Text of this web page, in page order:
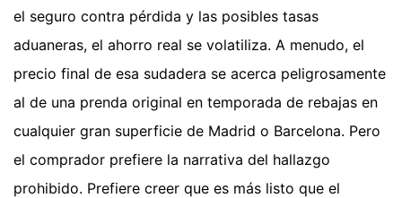
el seguro contra pérdida y las posibles tasas
aduaneras, el ahorro real se volatiliza. A menudo, el
precio final de esa sudadera se acerca peligrosamente
al de una prenda original en temporada de rebajas en
cualquier gran superficie de Madrid o Barcelona. Pero
el comprador prefiere la narrativa del hallazgo
prohibido. Prefiere creer que es más listo que el